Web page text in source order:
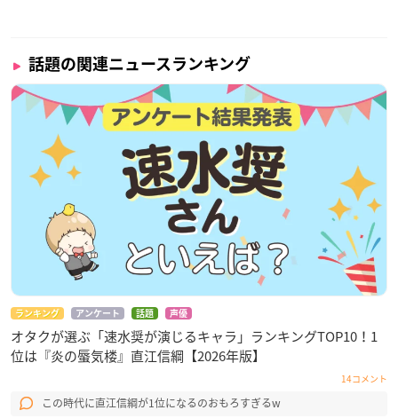
話題の関連ニュースランキング
ランキング アンケート 話題 声優
オタクが選ぶ「速水奨が演じるキャラ」ランキングTOP10！1
位は『炎の蜃気楼』直江信綱【2026年版】
14コメント
この時代に直江信綱が1位になるのおもろすぎるw